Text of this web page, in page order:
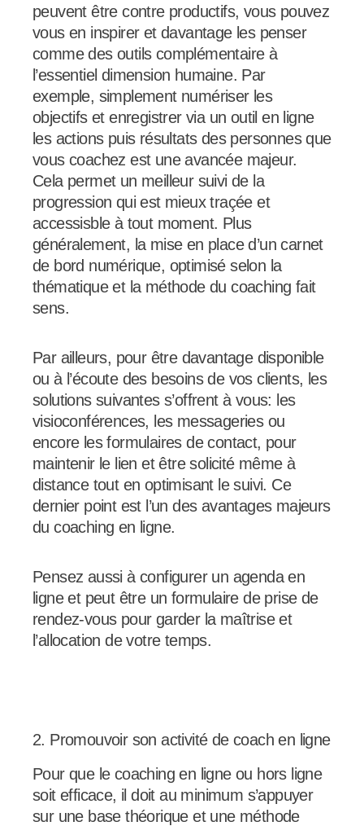
peuvent être contre productifs, vous pouvez
vous en inspirer et davantage les penser
comme des outils complémentaire à
l’essentiel dimension humaine. Par
exemple, simplement numériser les
objectifs et enregistrer via un outil en ligne
les actions puis résultats des personnes que
vous coachez est une avancée majeur.
Cela permet un meilleur suivi de la
progression qui est mieux traçée et
accessisble à tout moment. Plus
généralement, la mise en place d’un carnet
de bord numérique, optimisé selon la
thématique et la méthode du coaching fait
sens.
Par ailleurs, pour être davantage disponible
ou à l’écoute des besoins de vos clients, les
solutions suivantes s’offrent à vous: les
visioconférences, les messageries ou
encore les formulaires de contact, pour
maintenir le lien et être solicité même à
distance tout en optimisant le suivi. Ce
dernier point est l’un des avantages majeurs
du coaching en ligne.
Pensez aussi à configurer un agenda en
ligne et peut être un formulaire de prise de
rendez-vous pour garder la maîtrise et
l’allocation de votre temps.
2. Promouvoir son activité de coach en ligne
Pour que le coaching en ligne ou hors ligne
soit efficace, il doit au minimum s’appuyer
sur une base théorique et une méthode